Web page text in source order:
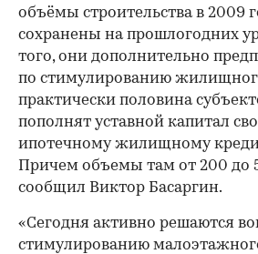
объёмы строительства в 2009
сохранены на прошлогодних
того, они дополнительно
по стимулированию
практически половина
пополнят уставной капитал
ипотечному жилищному
Причем объемы там от 200 до
сообщил Виктор Басаргин.
«Сегодня активно решаются
стимулированию